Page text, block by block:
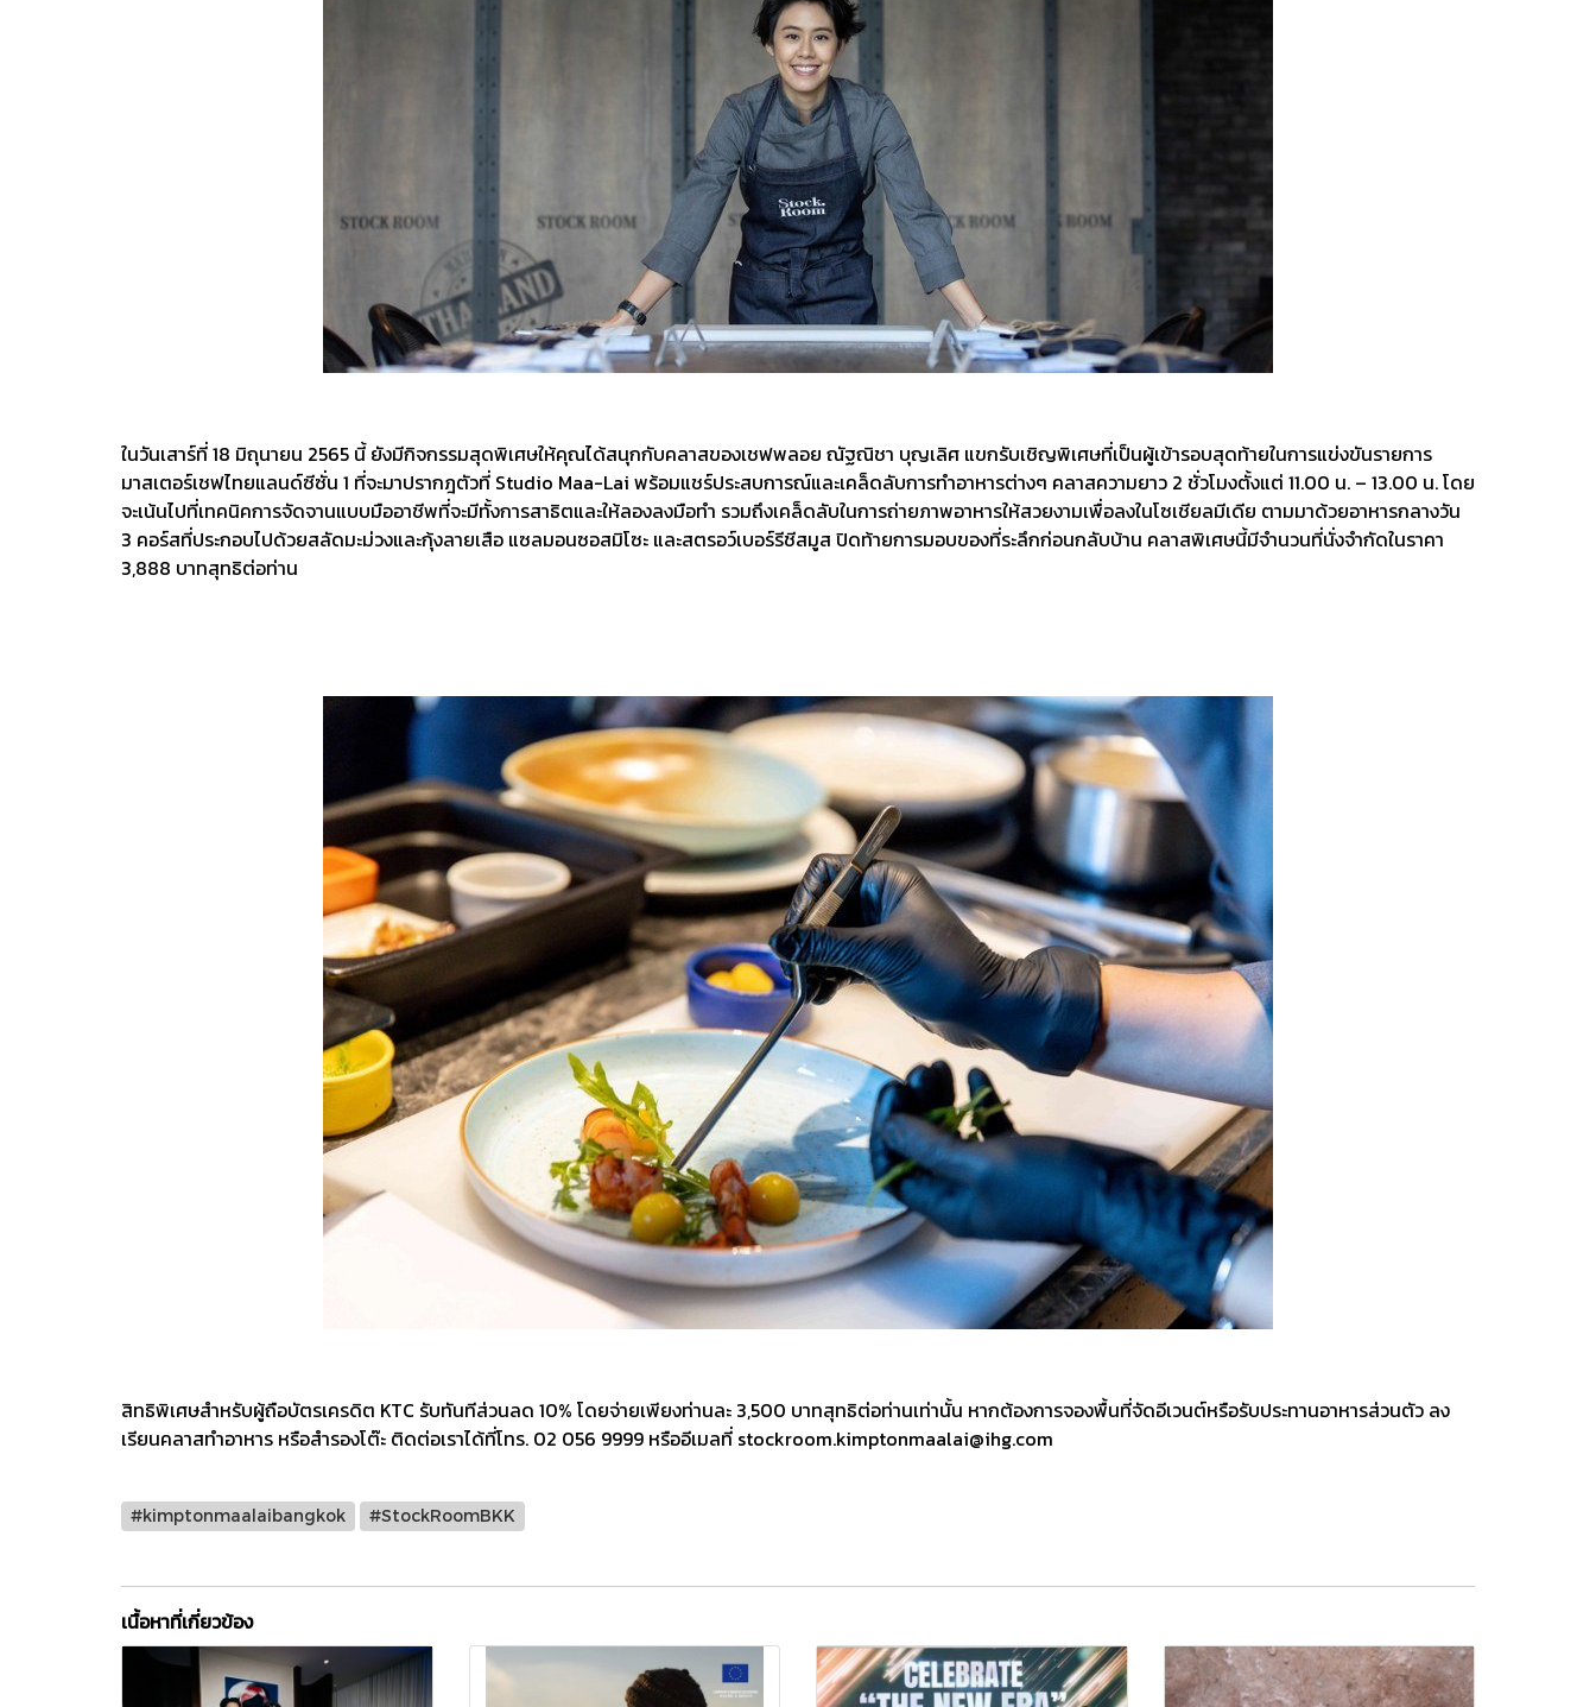
ในวันเสาร์ที่ 18 มิถุนายน 2565 นี้ ยังมีกิจกรรมสุดพิเศษให้คุณได้สนุกกับคลาสของเชฟพลอย ณัฐณิชา บุญเลิศ แขกรับเชิญพิเศษที่เป็นผู้เข้ารอบสุดท้ายในการแข่งขันรายการ
มาสเตอร์เชฟไทยแลนด์ซีซั่น 1 ที่จะมาปรากฎตัวที่ Studio Maa-Lai พร้อมแชร์ประสบการณ์และเคล็ดลับการทำอาหารต่างๆ คลาสความยาว 2 ชั่วโมงตั้งแต่ 11.00 น. – 13.00 น. โดย
จะเน้นไปที่เทคนิคการจัดจานแบบมืออาชีพที่จะมีทั้งการสาธิตและให้ลองลงมือทำ รวมถึงเคล็ดลับในการถ่ายภาพอาหารให้สวยงามเพื่อลงในโซเชียลมีเดีย ตามมาด้วยอาหารกลางวัน
3 คอร์สที่ประกอบไปด้วยสลัดมะม่วงและกุ้งลายเสือ แซลมอนซอสมิโซะ และสตรอว์เบอร์รีชีสมูส ปิดท้ายการมอบของที่ระลึกก่อนกลับบ้าน คลาสพิเศษนี้มีจำนวนที่นั่งจำกัดในราคา
3,888 บาทสุทธิต่อท่าน
สิทธิพิเศษสำหรับผู้ถือบัตรเครดิต KTC รับทันทีส่วนลด 10% โดยจ่ายเพียงท่านละ 3,500 บาทสุทธิต่อท่านเท่านั้น หากต้องการจองพื้นที่จัดอีเวนต์หรือรับประทานอาหารส่วนตัว ลง
เรียนคลาสทำอาหาร หรือสำรองโต๊ะ ติดต่อเราได้ที่โทร. 02 056 9999 หรืออีเมลที่ stockroom.kimptonmaalai@ihg.com
#kimptonmaalaibangkok #StockRoomBKK
เนื้อหาที่เกี่ยวข้อง